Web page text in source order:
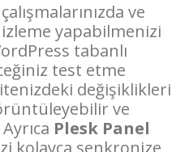
ve
yapabilmenizi
tabanlı
test etme
değişiklikleri
ve
Plesk Panel